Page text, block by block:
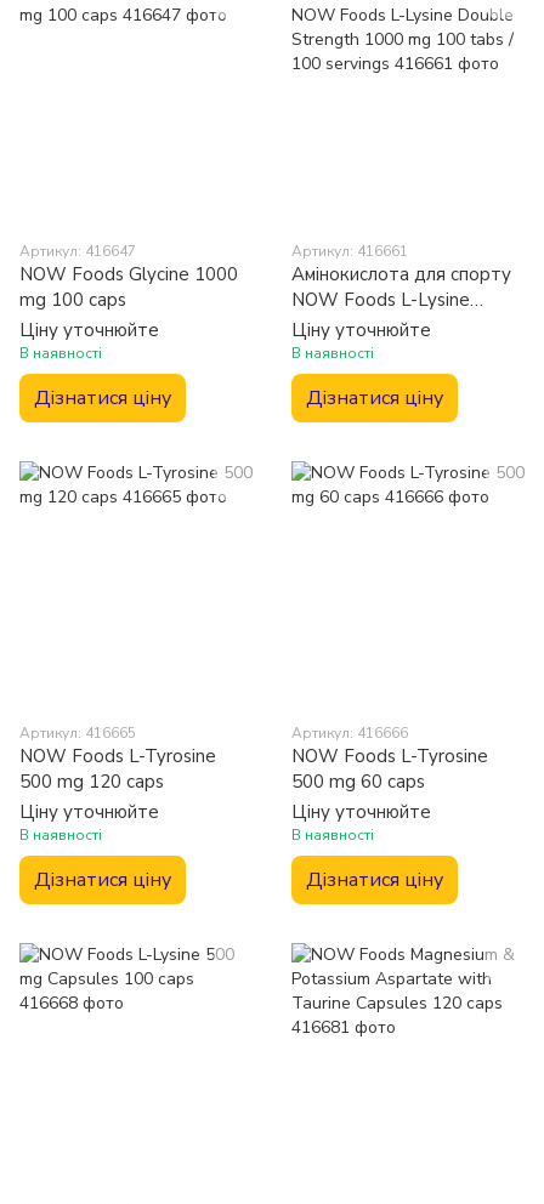
Артикул: 416647
NOW Foods Glycine 1000
mg 100 caps
Ціну уточнюйте
В наявності
Дізнатися ціну
Артикул: 416661
Амінокислота для спорту
NOW Foods L-Lysine
Double Strength 1000 mg
100 tabs / 100 servings
Ціну уточнюйте
В наявності
Дізнатися ціну
Артикул: 416665
NOW Foods L-Tyrosine
500 mg 120 caps
Ціну уточнюйте
В наявності
Дізнатися ціну
Артикул: 416666
NOW Foods L-Tyrosine
500 mg 60 caps
Ціну уточнюйте
В наявності
Дізнатися ціну